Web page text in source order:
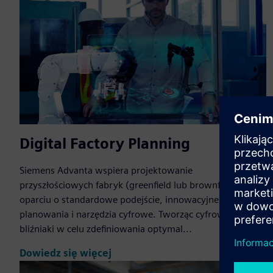
Digital Factory Planning
Siemens Advanta wspiera projektowanie
przyszłościowych fabryk (greenfield lub brownfield) w
oparciu o standardowe podejście, innowacyjne metody
planowania i narzędzia cyfrowe. Tworząc cyfrowe
bliźniaki w celu zdefiniowania optymal...
Dowiedz się więcej